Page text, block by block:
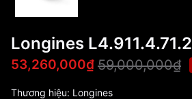
Longines L4.911.4.71.2
53,260,000₫ 59,000,000₫
Thương hiệu: Longines